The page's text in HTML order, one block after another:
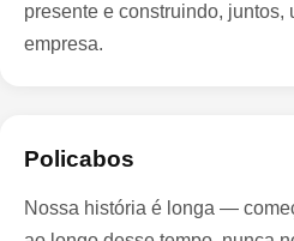
presente e construindo, juntos,
empresa.
Policabos
Nossa história é longa —